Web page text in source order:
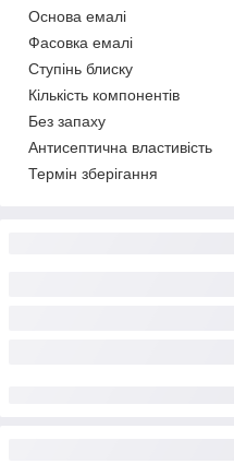
Основа емалі
Фасовка емалі
Ступінь блиску
Кількість компонентів
Без запаху
Антисептична властивість
Термін зберігання